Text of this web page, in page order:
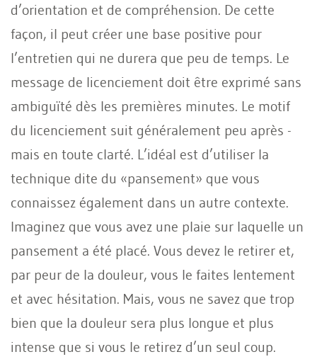
d’orientation et de compréhension. De cette
façon, il peut créer une base positive pour
l’entretien qui ne durera que peu de temps. Le
message de licenciement doit être exprimé sans
ambiguïté dès les premières minutes. Le motif
du licenciement suit généralement peu après -
mais en toute clarté. L’idéal est d’utiliser la
technique dite du «pansement» que vous
connaissez également dans un autre contexte.
Imaginez que vous avez une plaie sur laquelle un
pansement a été placé. Vous devez le retirer et,
par peur de la douleur, vous le faites lentement
et avec hésitation. Mais, vous ne savez que trop
bien que la douleur sera plus longue et plus
intense que si vous le retirez d’un seul coup.